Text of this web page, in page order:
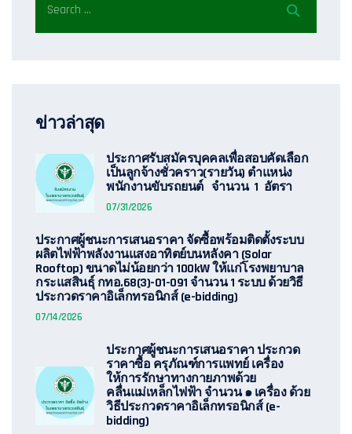
ข่าวล่าสุด
ประกาศรับสมัครบุคคลเพื่อสอบคัดเลือก
เป็นลูกจ้างชั่วคราว(รายวัน) ตำแหน่ง
พนักงานขับรถยนต์ จำนวน 1 อัตรา
07/31/2026
ประกาศผู้ชนะการเสนอราคา จัดซื้อพร้อมติดตั้งระบบ
ผลิตไฟฟ้าพลังงานแสงอาทิตย์บนหลังคา (Solar
Rooftop) ขนาดไม่น้อยกว่า 100kW ให้แก่โรงพยาบาล
กระแสสินธุ์ กทอ.68(3)-01-091 จำนวน 1 ระบบ ด้วยวิธี
ประกวดราคาอิเล็กทรอนิกส์ (e-bidding)
07/14/2026
ประกาศผู้ชนะการเสนอราคา ประกวด
ราคาซื้อ ครุภัณฑ์การแพทย์ เครื่อง
ให้การรักษาทางกายภาพด้วย
คลื่นแม่เหล็กไฟฟ้า จำนวน ๑ เครื่อง ด้วย
วิธีประกวดราคาอิเล็กทรอนิกส์ (e-
bidding)